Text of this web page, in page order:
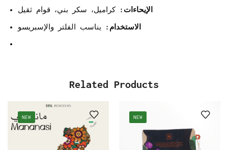
الإيحاءات: كراميل، سكر بني، قوام ثقيل
الاستخدام: يناسب الفلتر والإسبريسو
Related Products
NEW NEW